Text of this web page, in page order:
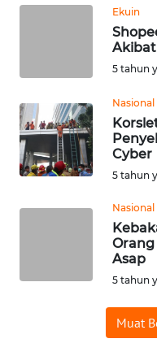
Ekuin
5 tahun
Nasional
Cyber
5 tahun
Nasional
Asap
5 tahun
Muat
DISCLAIMER
Regional
WN
SUMUT